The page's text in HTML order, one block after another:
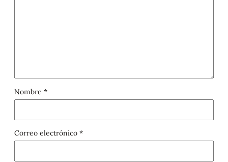
Nombre *
Correo electrónico *